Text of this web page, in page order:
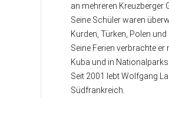
an mehreren Kreuzberger
Seine Schüler waren
Kurden, Türken, Polen und
Seine Ferien verbrachte
Kuba und in Nationalparks
Seit 2001 lebt Wolfgang
Südfrankreich.